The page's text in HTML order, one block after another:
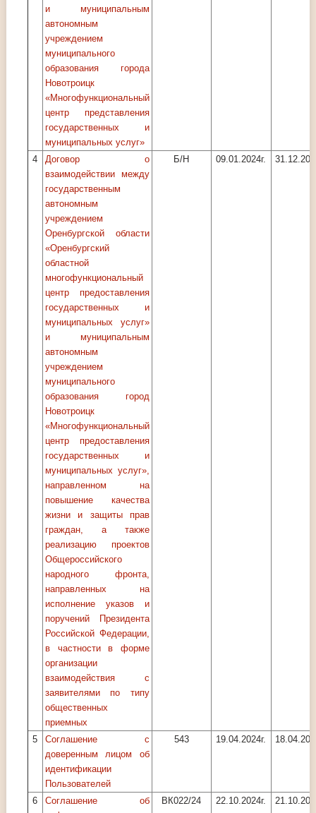
и муниципальным
автономным
учреждением
муниципального
образования города
Новотроицк
«Многофункциональный
центр представления
государственных и
муниципальных услуг»
4
Договор о
взаимодействии между
государственным
автономным
учреждением
Оренбургской области
«Оренбургский
областной
многофункциональный
центр предоставления
государственных и
муниципальных услуг»
и муниципальным
автономным
учреждением
муниципального
образования город
Новотроицк
«Многофункциональный
центр предоставления
государственных и
муниципальных услуг»,
направленном на
повышение качества
жизни и защиты прав
граждан, а также
реализацию проектов
Общероссийского
народного фронта,
направленных на
исполнение указов и
поручений Президента
Российской Федерации,
в частности в форме
организации
взаимодействия с
заявителями по типу
общественных
приемных
Б/Н 09.01.2024г.
5
Соглашение с
доверенным лицом об
идентификации
Пользователей
543 19.04.2024г.
6
Соглашение об
ВК022/24 22.10.2024г.